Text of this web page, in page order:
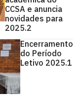
CCSA e anuncia
novidades para
2025.2
Encerramento
do Período
Letivo 2025.1